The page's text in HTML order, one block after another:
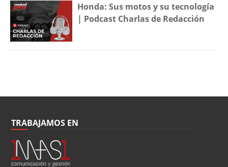
Honda: Sus motos y su tecnología
| Podcast Charlas de Redacción
TRABAJAMOS EN